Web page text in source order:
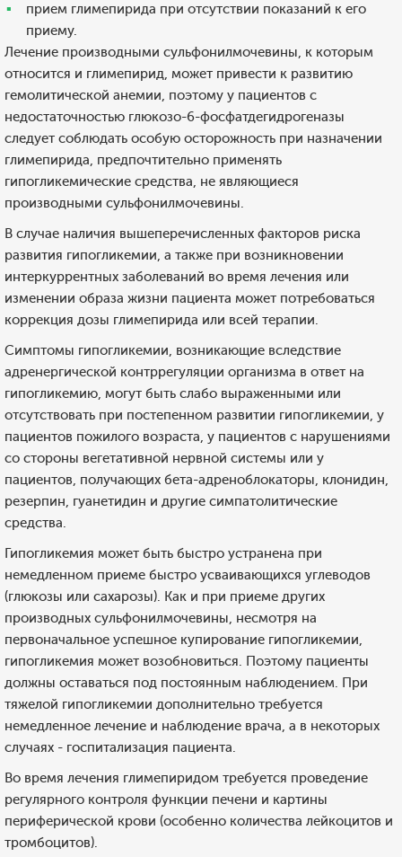
прием глимепирида при отсутствии показаний к его
приему.
Лечение производными сульфонилмочевины, к которым
относится и глимепирид, может привести к развитию
гемолитической анемии, поэтому у пациентов с
недостаточностью глюкозо-6-фосфатдегидрогеназы
следует соблюдать особую осторожность при назначении
глимепирида, предпочтительно применять
гипогликемические средства, не являющиеся
производными сульфонилмочевины.
В случае наличия вышеперечисленных факторов риска
развития гипогликемии, а также при возникновении
интеркуррентных заболеваний во время лечения или
изменении образа жизни пациента может потребоваться
коррекция дозы глимепирида или всей терапии.
Симптомы гипогликемии, возникающие вследствие
адренергической контррегуляции организма в ответ на
гипогликемию, могут быть слабо выраженными или
отсутствовать при постепенном развитии гипогликемии, у
пациентов пожилого возраста, у пациентов с нарушениями
со стороны вегетативной нервной системы или у
пациентов, получающих бета-адреноблокаторы, клонидин,
резерпин, гуанетидин и другие симпатолитические
средства.
Гипогликемия может быть быстро устранена при
немедленном приеме быстро усваивающихся углеводов
(глюкозы или сахарозы). Как и при приеме других
производных сульфонилмочевины, несмотря на
первоначальное успешное купирование гипогликемии,
гипогликемия может возобновиться. Поэтому пациенты
должны оставаться под постоянным наблюдением. При
тяжелой гипогликемии дополнительно требуется
немедленное лечение и наблюдение врача, а в некоторых
случаях - госпитализация пациента.
Во время лечения глимепиридом требуется проведение
регулярного контроля функции печени и картины
периферической крови (особенно количества лейкоцитов и
тромбоцитов).